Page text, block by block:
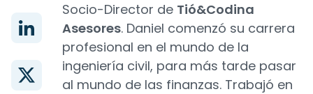
Socio-Director de Tió&Codina
Asesores. Daniel comenzó su carrera
profesional en el mundo de la
ingeniería civil, para más tarde pasar
al mundo de las finanzas. Trabajó en